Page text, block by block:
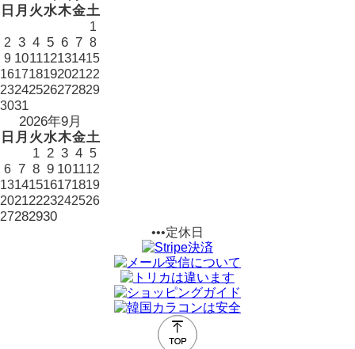
日 月 火水木金土
1
2 3 4 5 6 7 8
9 101112131415
16171819202122
23242526272829
3031
2026年9月
日 月 火水木金土
1 2 3 4 5
6 7 8 9 101112
13141516171819
20212223242526
27282930
•••定休日